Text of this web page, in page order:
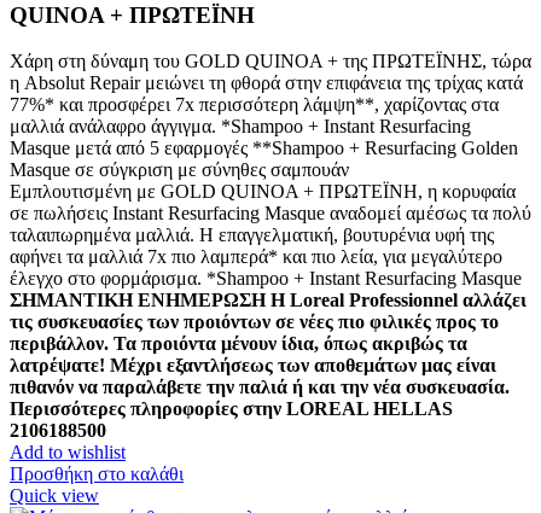
QUINOA + ΠΡΩΤΕΪΝΗ
Χάρη στη δύναμη του GOLD QUINOA + της ΠΡΩΤΕΪΝΗΣ, τώρα
η Absolut Repair μειώνει τη φθορά στην επιφάνεια της τρίχας κατά
77%* και προσφέρει 7x περισσότερη λάμψη**, χαρίζοντας στα
μαλλιά ανάλαφρο άγγιγμα. *Shampoo + Instant Resurfacing
Masque μετά από 5 εφαρμογές **Shampoo + Resurfacing Golden
Masque σε σύγκριση με σύνηθες σαμπουάν
Εμπλουτισμένη με GOLD QUINOA + ΠΡΩΤΕΪΝΗ, η κορυφαία
σε πωλήσεις Instant Resurfacing Masque αναδομεί αμέσως τα πολύ
ταλαιπωρημένα μαλλιά. Η επαγγελματική, βουτυρένια υφή της
αφήνει τα μαλλιά 7x πιο λαμπερά* και πιο λεία, για μεγαλύτερο
έλεγχο στο φορμάρισμα. *Shampoo + Instant Resurfacing Masque
ΣΗΜΑΝΤΙΚΗ ΕΝΗΜΕΡΩΣΗ Η Loreal Professionnel αλλάζει
τις συσκευασίες των προιόντων σε νέες πιο φιλικές προς το
περιβάλλον. Τα προιόντα μένουν ίδια, όπως ακριβώς τα
λατρέψατε! Μέχρι εξαντλήσεως των αποθεμάτων μας είναι
πιθανόν να παραλάβετε την παλιά ή και την νέα συσκευασία.
Περισσότερες πληροφορίες στην LOREAL HELLAS
2106188500
Add to wishlist
Προσθήκη στο καλάθι
Quick view